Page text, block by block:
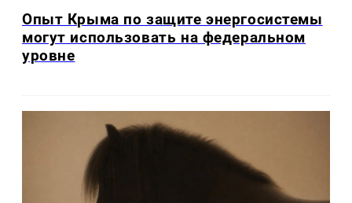
Опыт Крыма по защите энергосистемы
могут использовать на федеральном
уровне